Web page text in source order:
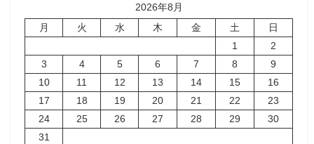
2026年8月
月
火 水 木 金 土
日
1
2
3
4 5 6 7 8
9
10
11 12 13 14 15
16
17
18 19 20 21 22
23
24
25 26 27 28 29
30
31